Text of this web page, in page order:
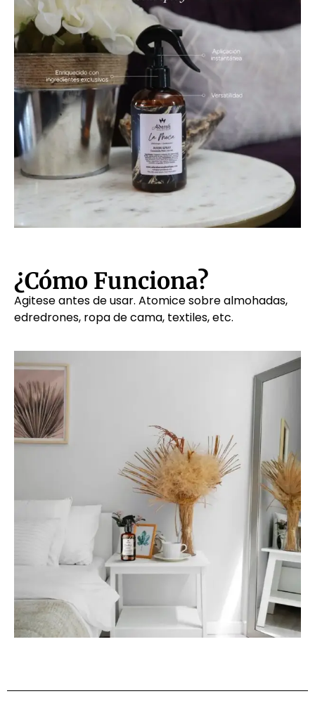
¿Cómo Funciona?
Agitese antes de usar. Atomice sobre almohadas,
edredrones, ropa de cama, textiles, etc.